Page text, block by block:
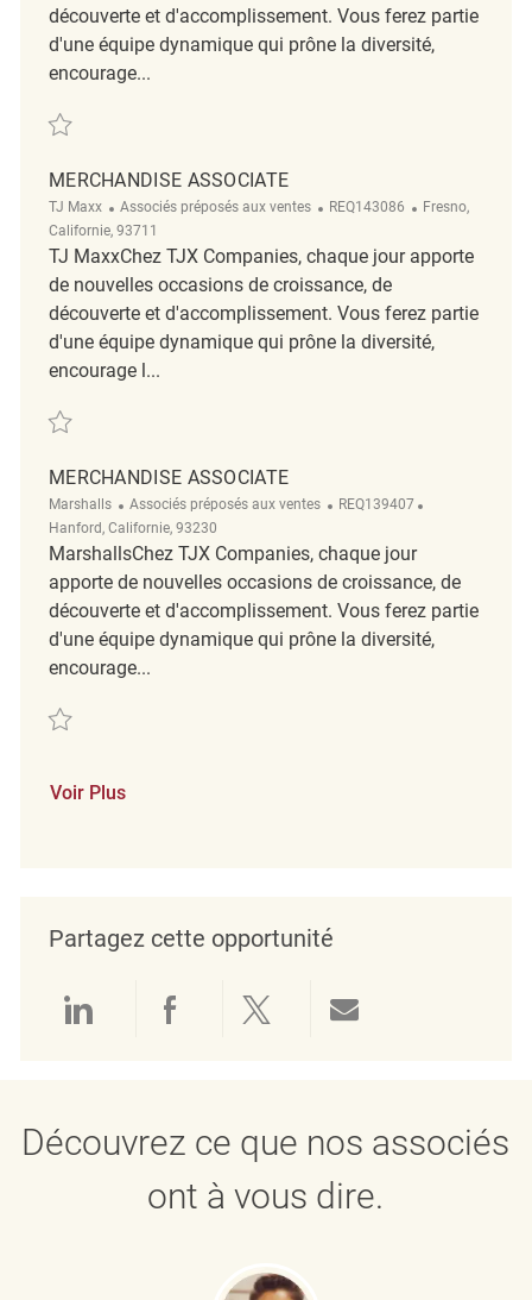
découverte et d'accomplissement. Vous ferez partie
d'une équipe dynamique qui prône la diversité,
encourage...
Sauvegarder Merchandise Associate REQ87738
MERCHANDISE ASSOCIATE
TJ Maxx Catégorie
Associés préposés aux ventes ReqId
REQ143086 Emplacement
Fresno,
Californie, 93711
TJ MaxxChez TJX Companies, chaque jour apporte
de nouvelles occasions de croissance, de
découverte et d'accomplissement. Vous ferez partie
d'une équipe dynamique qui prône la diversité,
encourage l...
Sauvegarder Merchandise Associate REQ143086
MERCHANDISE ASSOCIATE
Marshalls Catégorie
Associés préposés aux ventes ReqId
REQ139407
Hanford, Californie, 93230
MarshallsChez TJX Companies, chaque jour
apporte de nouvelles occasions de croissance, de
découverte et d'accomplissement. Vous ferez partie
d'une équipe dynamique qui prône la diversité,
encourage...
Sauvegarder Merchandise Associate REQ139407
Voir Plus
Partagez cette opportunité
Partager via LinkedIn
Partager via Facebook
Partager via twitter
Découvrez ce que nos associés
ont à vous dire.